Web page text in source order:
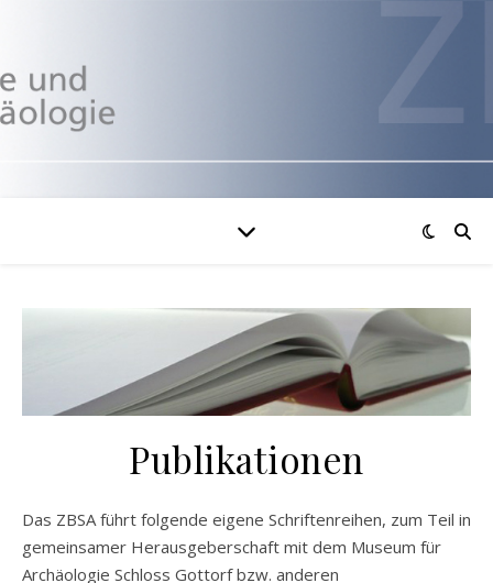
Publikationen
Das ZBSA führt folgende eigene Schriftenreihen, zum Teil in
gemeinsamer Herausgeberschaft mit dem Museum für
Archäologie Schloss Gottorf bzw. anderen